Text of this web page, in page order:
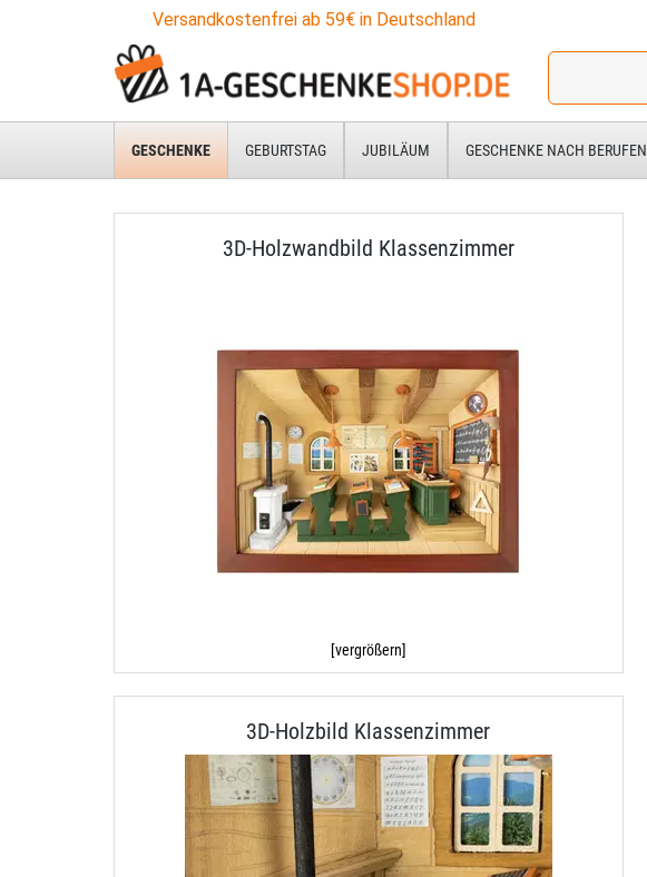
Versandkostenfrei ab 59€ in Deutschland
Ich
für:
GESCHENKE GEBURTSTAG JUBILÄUM GESCHENKE NACH BERUFEN
3D-Holzwandbild Klassenzimmer
[vergrößern]
3D-Holzbild Klassenzimmer